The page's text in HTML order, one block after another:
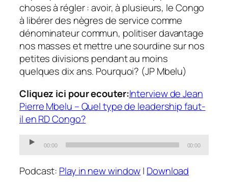
choses à régler : avoir, à plusieurs, le Congo
à libérer des nègres de service comme
dénominateur commun, politiser davantage
nos masses et mettre une sourdine sur nos
petites divisions pendant au moins
quelques dix ans. Pourquoi? (JP Mbelu)
Cliquez ici pour ecouter:Interview de Jean
Pierre Mbelu – Quel type de leadership faut-
il en RD Congo?
Audio
00:00 00:00
Podcast: Play in new window| Download